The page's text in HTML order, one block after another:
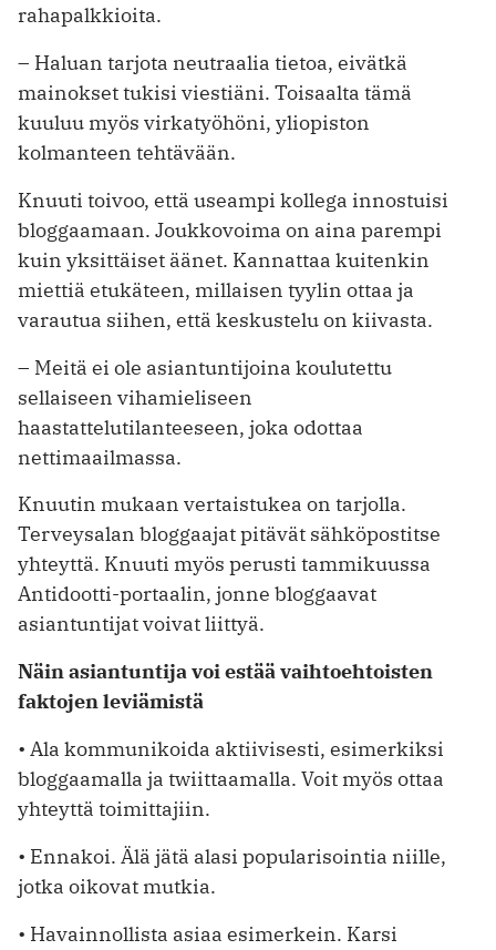
rahapalkkioita.
– Haluan tarjota neutraalia tietoa, eivätkä
mainokset tukisi viestiäni. Toisaalta tämä
kuuluu myös virkatyöhöni, yliopiston
kolmanteen tehtävään.
Knuuti toivoo, että useampi kollega innostuisi
bloggaamaan. Joukkovoima on aina parempi
kuin yksittäiset äänet. Kannattaa kuitenkin
miettiä etukäteen, millaisen tyylin ottaa ja
varautua siihen, että keskustelu on kiivasta.
– Meitä ei ole asiantuntijoina koulutettu
sellaiseen vihamieliseen
haastattelutilanteeseen, joka odottaa
nettimaailmassa.
Knuutin mukaan vertaistukea on tarjolla.
Terveysalan bloggaajat pitävät sähköpostitse
yhteyttä. Knuuti myös perusti tammikuussa
Antidootti-portaalin, jonne bloggaavat
asiantuntijat voivat liittyä.
Näin asiantuntija voi estää vaihtoehtoisten
faktojen leviämistä
• Ala kommunikoida aktiivisesti, esi­merkiksi
bloggaamalla ja twiittaamalla. Voit myös ottaa
yhteyttä toimittajiin.
• Ennakoi. Älä jätä alasi popularisointia niille,
jotka oikovat mutkia.
• Havainnollista asiaa esimerkein. Karsi